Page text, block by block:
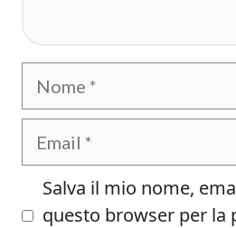
Nome
Email
Salva il mio nome,
questo browser per la